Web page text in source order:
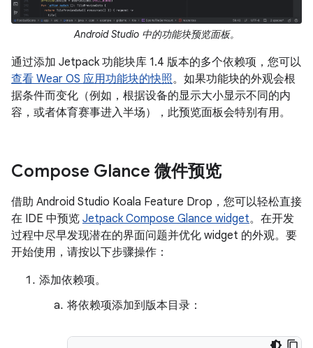
Android Studio 中的功能块预览面板。
通过添加 Jetpack 功能块库 1.4 版本的多个依赖项，您可以
查看 Wear OS 应用功能块的快照。如果功能块的外观会根
据条件而变化（例如，根据设备的显示大小显示不同的内
容，或者体育赛事进入半场），此预览面板会特别有用。
Compose Glance 微件预览
借助 Android Studio Koala Feature Drop，您可以轻松直接
在 IDE 中预览 Jetpack Compose Glance widget。在开发
过程中尽早发现潜在的界面问题并优化 widget 的外观。要
开始使用，请按以下步骤操作：
添加依赖项。
将依赖项添加到版本目录：